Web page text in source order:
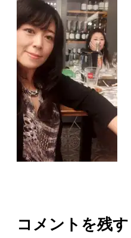
コメントを残す